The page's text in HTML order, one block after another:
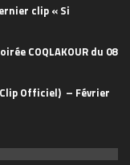
clip « Si
COQLAKOUR du 08
(Clip Officiel) – Février